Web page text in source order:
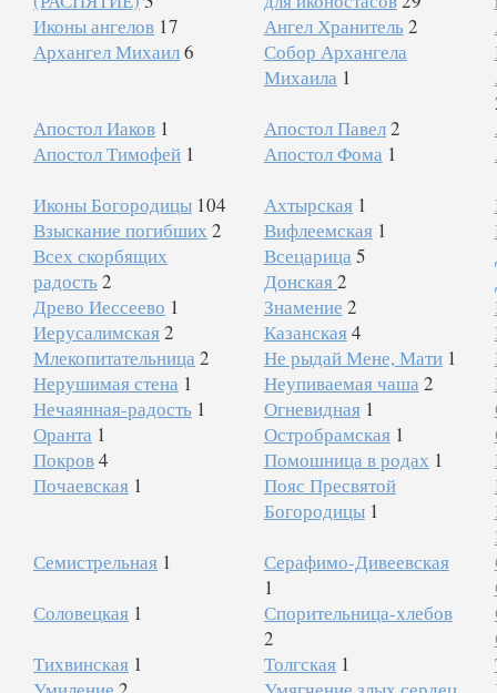
Иконы ангелов 17 Ангел Хранитель2
Архангел Михаил6
Собор Архангела
Михаила 1
Апостол Иаков 1 Апостол Павел2
Апостол Тимофей 1 Апостол Фома 1
Иконы Богородицы 104 Ахтырская 1
Взыскание погибших 2 Вифлеемская 1
Всех скорбящих
радость2
Всецарица 5
Донская2
Древо Иессеево 1 Знамение 2
Иерусалимская2 Казанская4
Млекопитательница 2 Не рыдай Мене, Мати 1
Нерушимая стена 1 Неупиваемая чаша 2
Нечаянная-радость 1 Огневидная 1
Оранта 1 Остробрамская 1
Покров4 Помошница в родах 1
Почаевская 1
Пояс Пресвятой
Богородицы 1
Семистрельная 1
Серафимо-Дивеевская
1
Соловецкая 1
Спорительница-хлебов
2
Тихвинская 1 Толгская 1